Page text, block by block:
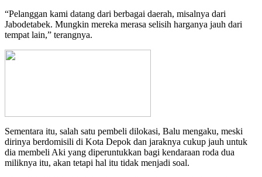
“Pelanggan kami datang dari berbagai daerah, misalnya dari
Jabodetabek. Mungkin mereka merasa selisih harganya jauh dari
tempat lain,” terangnya.
Sementara itu, salah satu pembeli dilokasi, Balu mengaku, meski
dirinya berdomisili di Kota Depok dan jaraknya cukup jauh untuk
dia membeli Aki yang diperuntukkan bagi kendaraan roda dua
miliknya itu, akan tetapi hal itu tidak menjadi soal.